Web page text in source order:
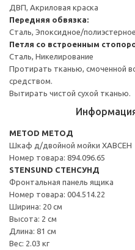
ДВП, Акриловая краска
Передняя обвязка:
Сталь, Эпоксидное/
Петля со встроенным
Сталь, Никелирование
Протирать тканью, смоченной
средством.
Вытирать чистой сухой тканью.
METOD МЕТОД
Шкаф д/двойной мойки ХАВСЕН
Номер товара: 894.096.65
STENSUND СТЕНСУНД
Фронтальная панель ящика
Номер товара: 004.514.22
Ширина: 20 см
Высота: 2 см
Длина: 81 см
Вес: 2.03 кг